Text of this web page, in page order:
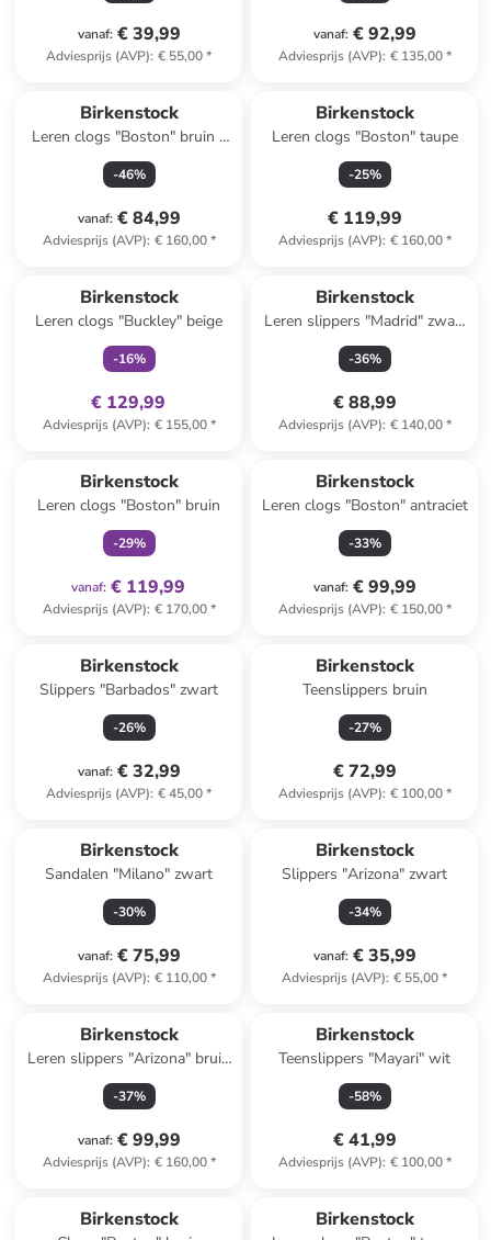
vanaf: € 39,99
Adviesprijs (AVP): € 55,00*
vanaf: € 92,99
Adviesprijs (AVP): € 135,00*
Birkenstock
Leren clogs "Boston" bruin -
wijdte S
-46%
vanaf: € 84,99
Adviesprijs (AVP): € 160,00*
Birkenstock
Leren clogs "Boston" taupe
-25%
€ 119,99
Adviesprijs (AVP): € 160,00*
Birkenstock
Leren clogs "Buckley" beige
-16%
€ 129,99
Adviesprijs (AVP): € 155,00*
Birkenstock
Leren slippers "Madrid" zwart
- wijdte S
-36%
€ 88,99
Adviesprijs (AVP): € 140,00*
Birkenstock
Leren clogs "Boston" bruin
-29%
vanaf: € 119,99
Adviesprijs (AVP): € 170,00*
Birkenstock
Leren clogs "Boston" antraciet
-33%
vanaf: € 99,99
Adviesprijs (AVP): € 150,00*
Birkenstock
Slippers "Barbados" zwart
-26%
vanaf: € 32,99
Adviesprijs (AVP): € 45,00*
Birkenstock
Teenslippers bruin
-27%
€ 72,99
Adviesprijs (AVP): € 100,00*
Birkenstock
Sandalen "Milano" zwart
-30%
vanaf: € 75,99
Adviesprijs (AVP): € 110,00*
Birkenstock
Slippers "Arizona" zwart
-34%
vanaf: € 35,99
Adviesprijs (AVP): € 55,00*
Birkenstock
Leren slippers "Arizona" bruin
- wijdte S
-37%
vanaf: € 99,99
Adviesprijs (AVP): € 160,00*
Birkenstock
Teenslippers "Mayari" wit
-58%
€ 41,99
Adviesprijs (AVP): € 100,00*
Birkenstock Birkenstock